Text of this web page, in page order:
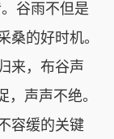
谷雨不但是
桑的好时机。
来，布谷声
，声声不绝。
容缓的关键